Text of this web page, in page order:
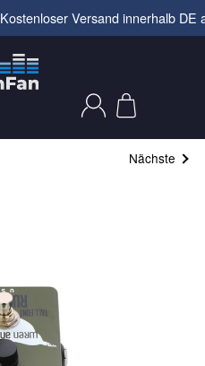
Kostenloser Versand innerhalb DE
Nächste